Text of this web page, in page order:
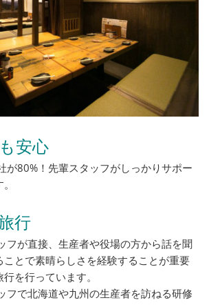
安心
が80%！先輩スタッフがしっかりサポー
行
フが直接、生産者や役場の方から話を聞
ことで素晴らしさを経験することが重要
を行っています。
フで北海道や九州の生産者を訪ねる研修